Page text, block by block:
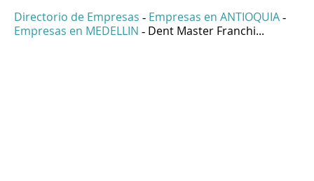
Directorio de Empresas - Empresas en ANTIOQUIA -
Empresas en MEDELLIN - Dent Master Franchi...